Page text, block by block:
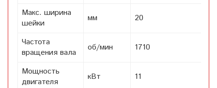
Макс. ширина
шейки
мм 20
Частота
вращения вала
об/мин 1710
Мощность
двигателя
кВт 11